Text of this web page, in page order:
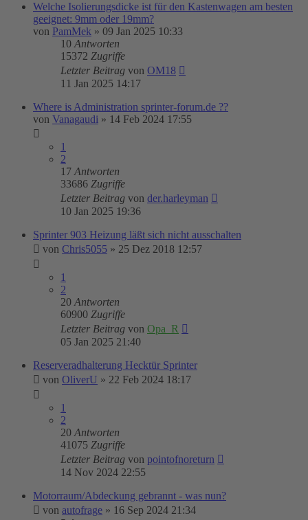
Welche Isolierungsdicke ist für den Kastenwagen am besten
geeignet: 9mm oder 19mm?
von PamMek » 09 Jan 2025 10:33
10 Antworten
15372 Zugriffe
Letzter Beitrag von OM18
11 Jan 2025 14:17
Where is Administration sprinter-forum.de ??
von Vanagaudi » 14 Feb 2024 17:55
1
2
17 Antworten
33686 Zugriffe
Letzter Beitrag von der.harleyman
10 Jan 2025 19:36
Sprinter 903 Heizung läßt sich nicht ausschalten
von Chris5055 » 25 Dez 2018 12:57
1
2
20 Antworten
60900 Zugriffe
Letzter Beitrag von Opa_R
05 Jan 2025 21:40
Reserveradhalterung Hecktür Sprinter
von OliverU » 22 Feb 2024 18:17
1
2
20 Antworten
41075 Zugriffe
Letzter Beitrag von pointofnoreturn
14 Nov 2024 22:55
Motorraum/Abdeckung gebrannt - was nun?
von autofrage » 16 Sep 2024 21:34